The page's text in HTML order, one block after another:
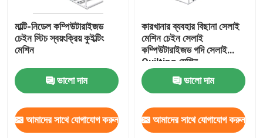
মাল্টি-নিডেল কম্পিউটারাইজড
চেইন স্টিচ স্বয়ংক্রিয় কুইল্টিং
মেশিন
ভালো দাম
আমাদের সাথে যোগাযোগ করুন
কারখানার ব্যবহার বিছানা সেলাই
মেশিন চেইন সেলাই
কম্পিউটারাইজড গদি সেলাই
Quilting মেশিন
ভালো দাম
আমাদের সাথে যোগাযোগ করুন